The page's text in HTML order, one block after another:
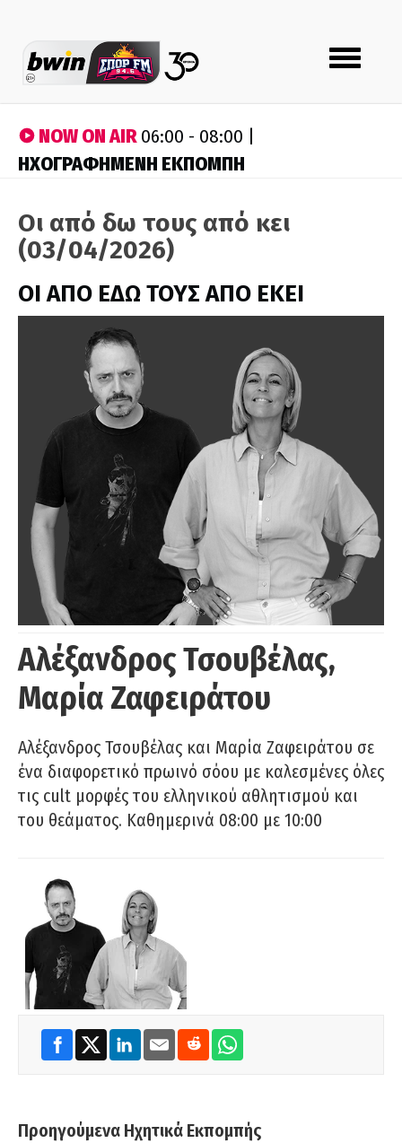
Toggle
navigation
NOW ON AIR06:00 - 08:00 |
ΗΧΟΓΡΑΦΗΜΕΝΗ ΕΚΠΟΜΠΗ
Οι από δω τους από κει
(03/04/2026)
ΟΙ ΑΠΟ ΕΔΩ ΤΟΥΣ ΑΠΟ ΕΚΕΙ
Αλέξανδρος Τσουβέλας,
Μαρία Ζαφειράτου
Αλέξανδρος Τσουβέλας και Μαρία Ζαφειράτου σε
ένα διαφορετικό πρωινό σόου με καλεσμένες όλες
τις cult μορφές του ελληνικού αθλητισμού και
του θεάματος. Καθημερινά 08:00 με 10:00
Προηγούμενα Ηχητικά Εκπομπής